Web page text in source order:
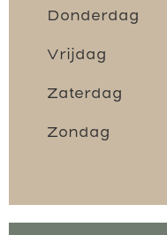
Donderdag
Vrijdag
Zaterdag
Zondag